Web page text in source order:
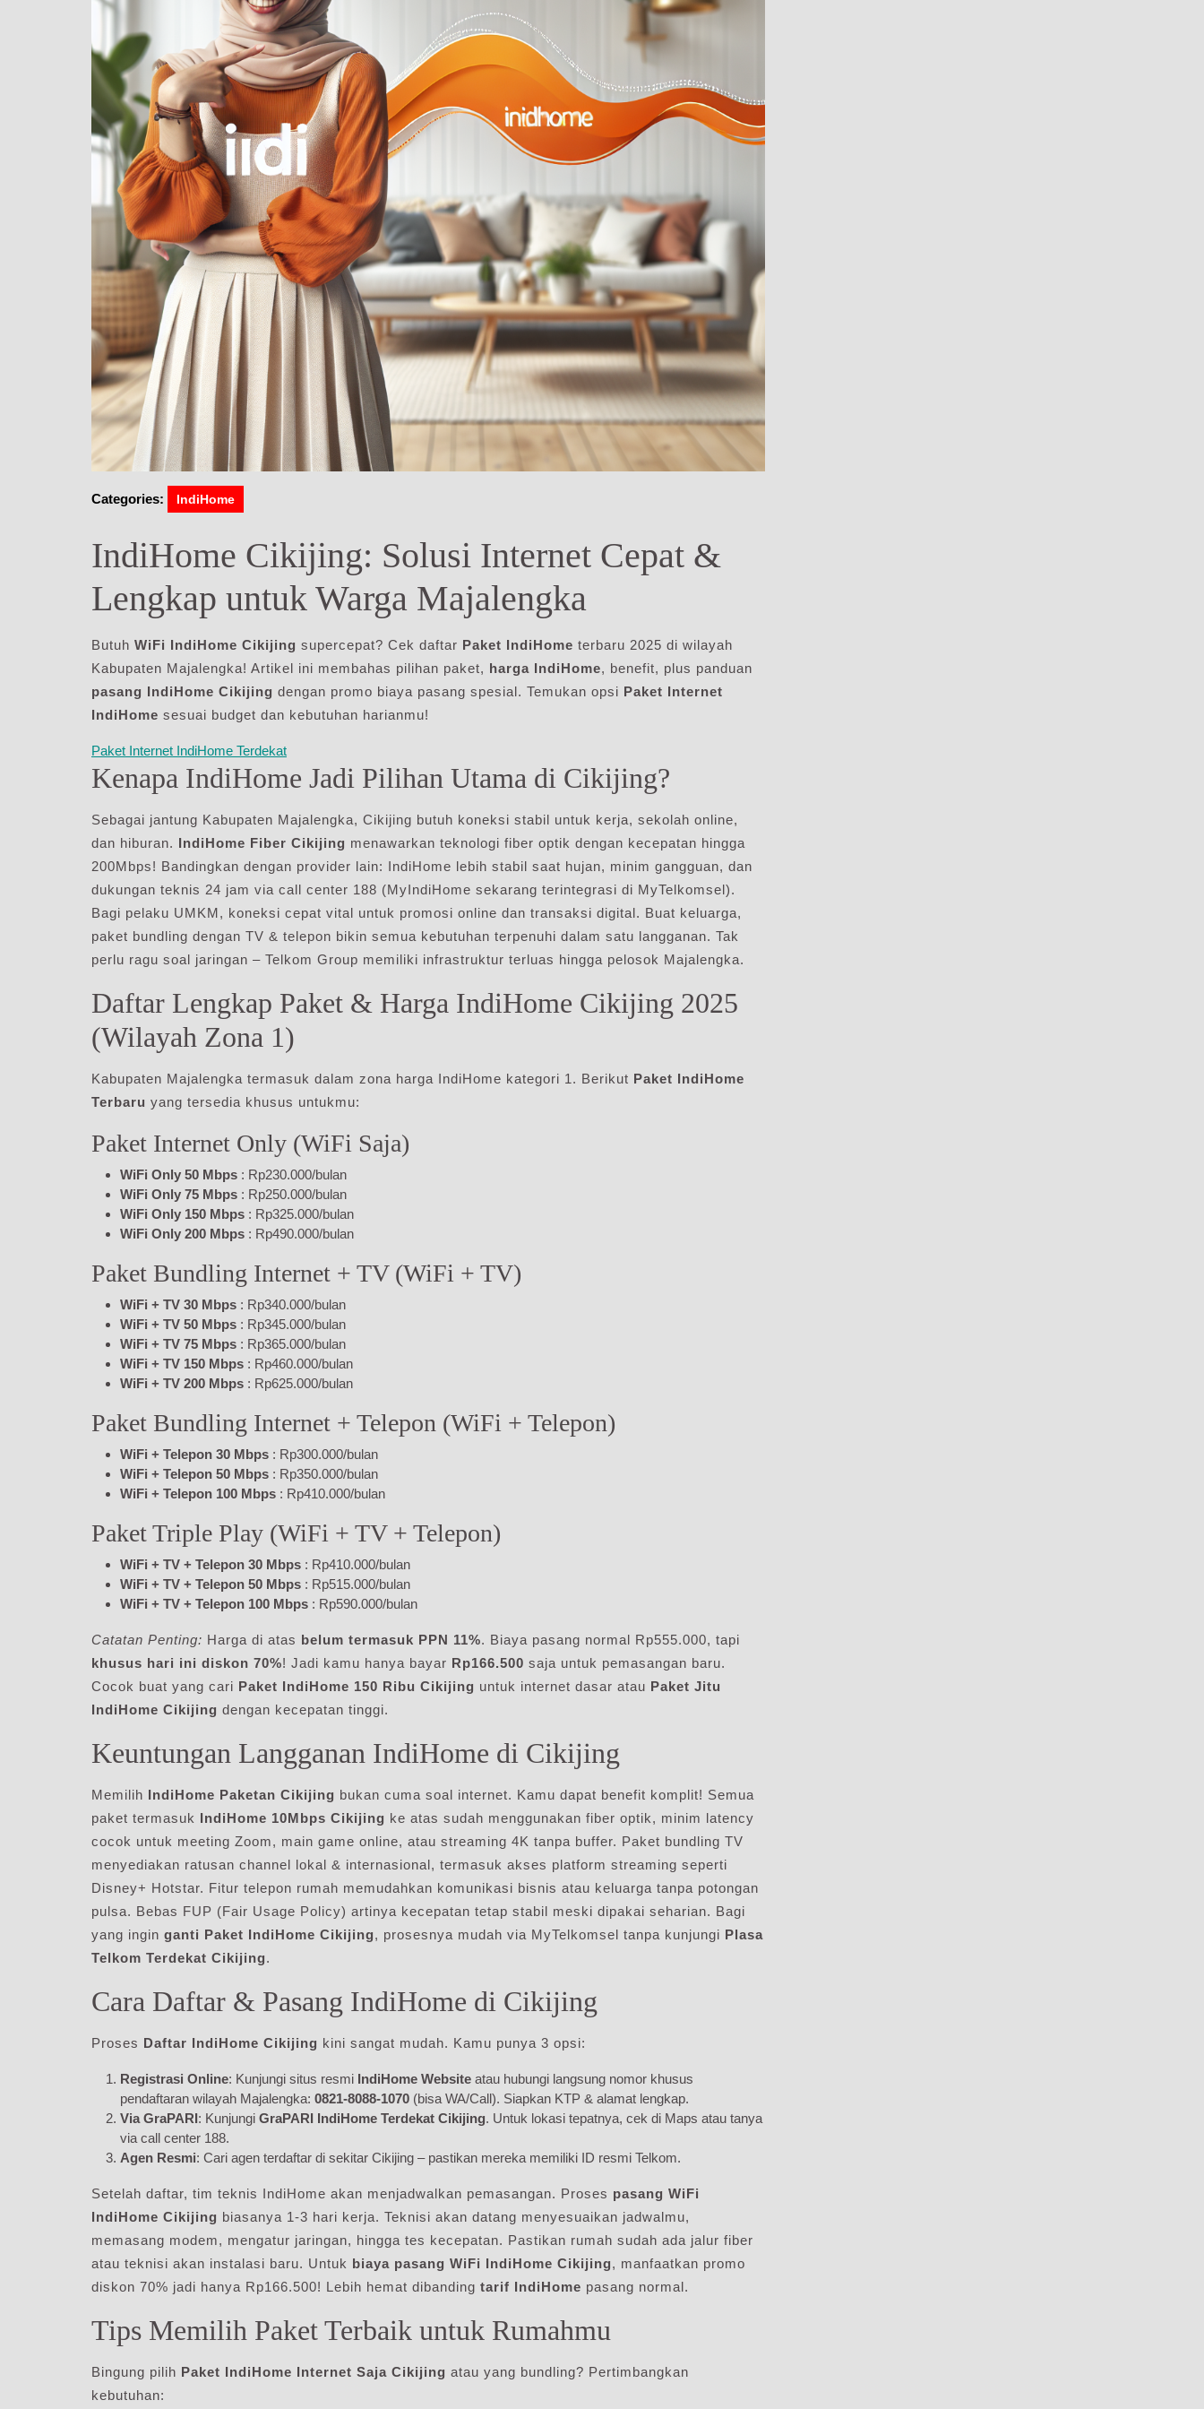
Categories: IndiHome
IndiHome Cikijing: Solusi Internet Cepat &
Lengkap untuk Warga Majalengka
Butuh WiFi IndiHome Cikijing supercepat? Cek daftar Paket IndiHome terbaru 2025 di wilayah
Kabupaten Majalengka! Artikel ini membahas pilihan paket, harga IndiHome, benefit, plus panduan
pasang IndiHome Cikijing dengan promo biaya pasang spesial. Temukan opsi Paket Internet
IndiHome sesuai budget dan kebutuhan harianmu!
Paket Internet IndiHome Terdekat
Kenapa IndiHome Jadi Pilihan Utama di Cikijing?
Sebagai jantung Kabupaten Majalengka, Cikijing butuh koneksi stabil untuk kerja, sekolah online,
dan hiburan. IndiHome Fiber Cikijing menawarkan teknologi fiber optik dengan kecepatan hingga
200Mbps! Bandingkan dengan provider lain: IndiHome lebih stabil saat hujan, minim gangguan, dan
dukungan teknis 24 jam via call center 188 (MyIndiHome sekarang terintegrasi di MyTelkomsel).
Bagi pelaku UMKM, koneksi cepat vital untuk promosi online dan transaksi digital. Buat keluarga,
paket bundling dengan TV & telepon bikin semua kebutuhan terpenuhi dalam satu langganan. Tak
perlu ragu soal jaringan – Telkom Group memiliki infrastruktur terluas hingga pelosok Majalengka.
Daftar Lengkap Paket & Harga IndiHome Cikijing 2025
(Wilayah Zona 1)
Kabupaten Majalengka termasuk dalam zona harga IndiHome kategori 1. Berikut Paket IndiHome
Terbaru yang tersedia khusus untukmu:
Paket Internet Only (WiFi Saja)
WiFi Only 50 Mbps : Rp230.000/bulan
WiFi Only 75 Mbps : Rp250.000/bulan
WiFi Only 150 Mbps : Rp325.000/bulan
WiFi Only 200 Mbps : Rp490.000/bulan
Paket Bundling Internet + TV (WiFi + TV)
WiFi + TV 30 Mbps : Rp340.000/bulan
WiFi + TV 50 Mbps : Rp345.000/bulan
WiFi + TV 75 Mbps : Rp365.000/bulan
WiFi + TV 150 Mbps : Rp460.000/bulan
WiFi + TV 200 Mbps : Rp625.000/bulan
Paket Bundling Internet + Telepon (WiFi + Telepon)
WiFi + Telepon 30 Mbps : Rp300.000/bulan
WiFi + Telepon 50 Mbps : Rp350.000/bulan
WiFi + Telepon 100 Mbps : Rp410.000/bulan
Paket Triple Play (WiFi + TV + Telepon)
WiFi + TV + Telepon 30 Mbps : Rp410.000/bulan
WiFi + TV + Telepon 50 Mbps : Rp515.000/bulan
WiFi + TV + Telepon 100 Mbps : Rp590.000/bulan
Catatan Penting: Harga di atas belum termasuk PPN 11%. Biaya pasang normal Rp555.000, tapi
khusus hari ini diskon 70%! Jadi kamu hanya bayar Rp166.500 saja untuk pemasangan baru.
Cocok buat yang cari Paket IndiHome 150 Ribu Cikijing untuk internet dasar atau Paket Jitu
IndiHome Cikijing dengan kecepatan tinggi.
Keuntungan Langganan IndiHome di Cikijing
Memilih IndiHome Paketan Cikijing bukan cuma soal internet. Kamu dapat benefit komplit! Semua
paket termasuk IndiHome 10Mbps Cikijing ke atas sudah menggunakan fiber optik, minim latency
cocok untuk meeting Zoom, main game online, atau streaming 4K tanpa buffer. Paket bundling TV
menyediakan ratusan channel lokal & internasional, termasuk akses platform streaming seperti
Disney+ Hotstar. Fitur telepon rumah memudahkan komunikasi bisnis atau keluarga tanpa potongan
pulsa. Bebas FUP (Fair Usage Policy) artinya kecepatan tetap stabil meski dipakai seharian. Bagi
yang ingin ganti Paket IndiHome Cikijing, prosesnya mudah via MyTelkomsel tanpa kunjungi Plasa
Telkom Terdekat Cikijing.
Cara Daftar & Pasang IndiHome di Cikijing
Proses Daftar IndiHome Cikijing kini sangat mudah. Kamu punya 3 opsi:
Registrasi Online: Kunjungi situs resmi IndiHome Website atau hubungi langsung nomor khusus
pendaftaran wilayah Majalengka: 0821-8088-1070 (bisa WA/Call). Siapkan KTP & alamat lengkap.
Via GraPARI: Kunjungi GraPARI IndiHome Terdekat Cikijing. Untuk lokasi tepatnya, cek di Maps atau tanya
via call center 188.
Agen Resmi: Cari agen terdaftar di sekitar Cikijing – pastikan mereka memiliki ID resmi Telkom.
Setelah daftar, tim teknis IndiHome akan menjadwalkan pemasangan. Proses pasang WiFi
IndiHome Cikijing biasanya 1-3 hari kerja. Teknisi akan datang menyesuaikan jadwalmu,
memasang modem, mengatur jaringan, hingga tes kecepatan. Pastikan rumah sudah ada jalur fiber
atau teknisi akan instalasi baru. Untuk biaya pasang WiFi IndiHome Cikijing, manfaatkan promo
diskon 70% jadi hanya Rp166.500! Lebih hemat dibanding tarif IndiHome pasang normal.
Tips Memilih Paket Terbaik untuk Rumahmu
Bingung pilih Paket IndiHome Internet Saja Cikijing atau yang bundling? Pertimbangkan
kebutuhan: